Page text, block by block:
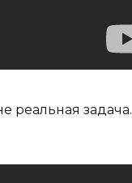
реальная задача.